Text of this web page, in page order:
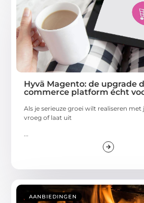
Hyvä Magento: de upgrade
commerce platform écht
Als je serieuze groei wilt realiseren
vroeg of laat uit
...
AANBIEDINGEN